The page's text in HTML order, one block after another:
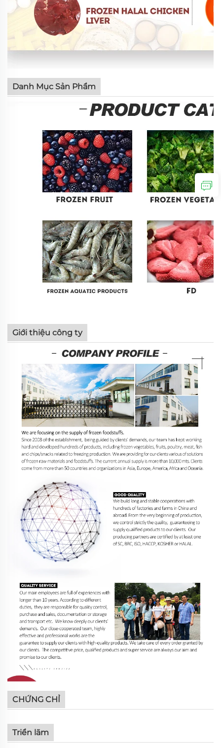
Danh Mục Sản Phẩm
Giới thiệu công ty
CHỨNG CHỈ
Triển lãm